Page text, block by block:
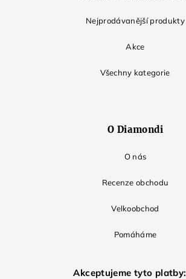
Nejprodávanější produkty
Akce
Všechny kategorie
O Diamondi
O nás
Recenze obchodu
Velkoobchod
Pomáháme
Akceptujeme tyto platby: